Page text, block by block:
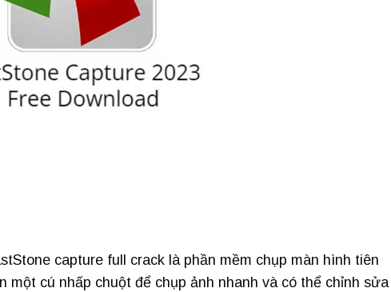
capture full crack là phần mềm chụp màn hình tiên
một cú nhấp chuột để chụp ảnh nhanh và có thể chỉnh sửa